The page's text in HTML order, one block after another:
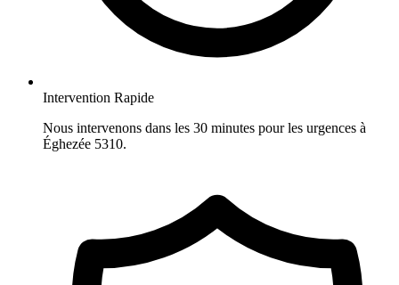
Intervention Rapide
Nous intervenons dans les 30 minutes pour les urgences à
Éghezée 5310.